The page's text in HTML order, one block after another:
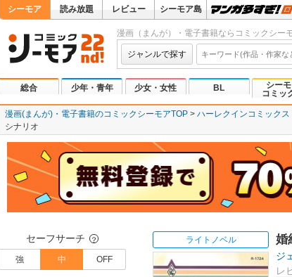
シーモア 読み放題 レビュー シーモア島
漫画（まんが）・電子書籍ならコミックシー
ジャンルで探す
総合 少年・青年 少女・女性 BL
シー
コミッ
漫画(まんが)・電子書籍のコミックシーモアTOP ハーレクインコミックス
シナリオ
セーフサーチ ？
強 中 OFF
ライトノベル 婚
ジ
レ